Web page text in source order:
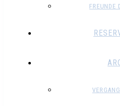
FREUNDE